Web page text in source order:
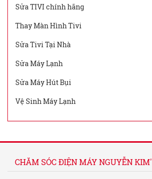
Sửa TIVI chính hãng
Thay Màn Hình Tivi
Sửa Tivi Tại Nhà
Sửa Máy Lạnh
Sửa Máy Hút Bụi
Vệ Sinh Máy Lạnh
CHĂM SÓC ĐIỆN MÁY NGUYỄN KIM'